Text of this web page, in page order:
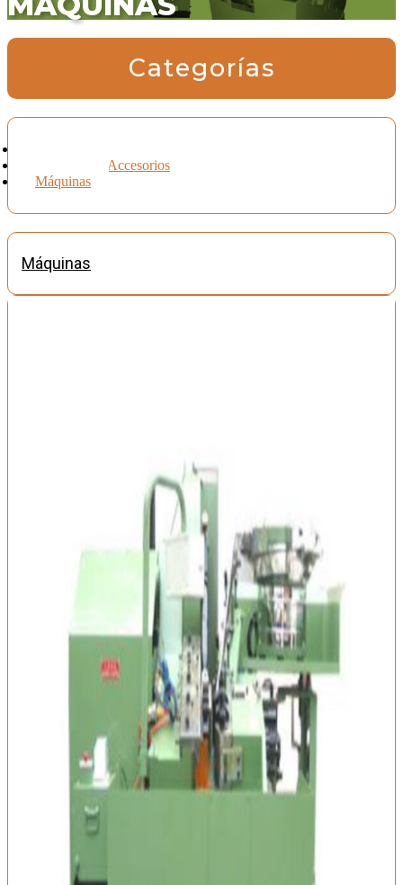
Categorías
Repuestos y Accesorios
Máquinas
Máquinas